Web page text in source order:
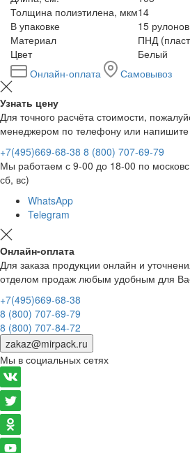
Толщина полиэтилена, мкм14
В упаковке
15 рулонов
Материал
ПНД
Цвет
Белый
Онлайн-оплата
Самовывоз
Узнать цену
Для точного расчёта стоимости,
менеджером по телефону или напишите
+7(495)669-68-38 8 (800) 707-69-79
Мы работаем с 9-00 до 18-00 по
сб, вс)
WhatsApp
Telegram
Онлайн-оплата
Для заказа продукции онлайн и
отделом продаж любым удобным для
+7(495)669-68-38
8 (800) 707-69-79
8 (800) 707-84-72
zakaz@mirpack.ru
Мы в социальных сетях